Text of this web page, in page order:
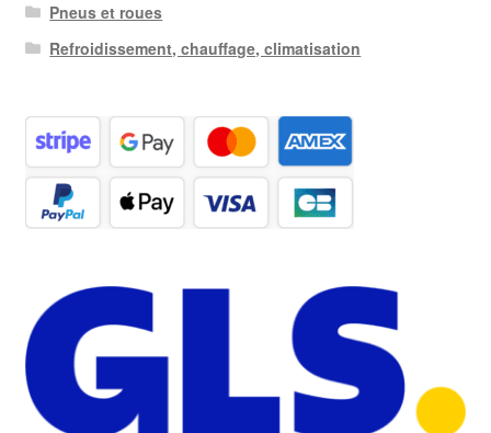
Pneus et roues
Refroidissement, chauffage, climatisation